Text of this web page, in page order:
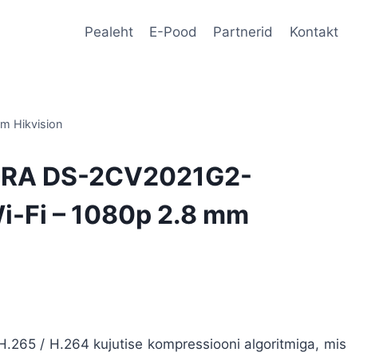
Pealeht E-Pood Partnerid Kontakt
Hikvision
DS-2CV2021G2-
Fi – 1080p 2.8 mm
/ H.264 kujutise kompressiooni algoritmiga, mis